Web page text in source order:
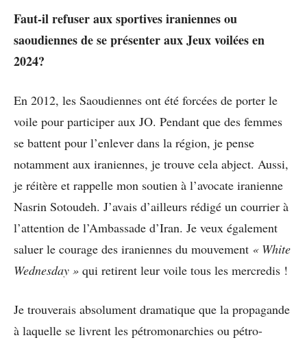
Faut-il refuser aux sportives iraniennes ou
saoudiennes de se présenter aux Jeux voilées en
2024?
En 2012, les Saoudiennes ont été forcées de porter le
voile pour participer aux JO. Pendant que des femmes
se battent pour l’enlever dans la région, je pense
notamment aux iraniennes, je trouve cela abject. Aussi,
je réitère et rappelle mon soutien à l’avocate iranienne
Nasrin Sotoudeh. J’avais d’ailleurs rédigé un courrier à
l’attention de l’Ambassade d’Iran. Je veux également
saluer le courage des iraniennes du mouvement « White
Wednesday » qui retirent leur voile tous les mercredis !
Je trouverais absolument dramatique que la propagande
à laquelle se livrent les pétromonarchies ou pétro-